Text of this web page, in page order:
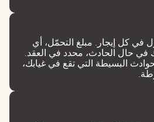
في كل إيجار. مبلغ التحمّل، أي
في حال الحادث، محدد في العقد.
البسيطة التي تقع في غيابك،